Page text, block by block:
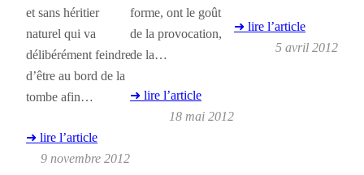
et sans héritier
naturel qui va
délibérément feindre
d’être au bord de la
tombe afin…
➜ lire l’article
9 novembre 2012
forme, ont le goût
de la provocation,
de la…
➜ lire l’article
18 mai 2012
➜ lire l’article
5 avril 2012